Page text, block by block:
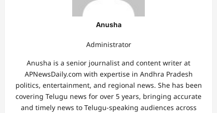
Anusha
Administrator
Anusha is a senior journalist and content writer at
APNewsDaily.com with expertise in Andhra Pradesh
politics, entertainment, and regional news. She has been
covering Telugu news for over 5 years, bringing accurate
and timely news to Telugu-speaking audiences across